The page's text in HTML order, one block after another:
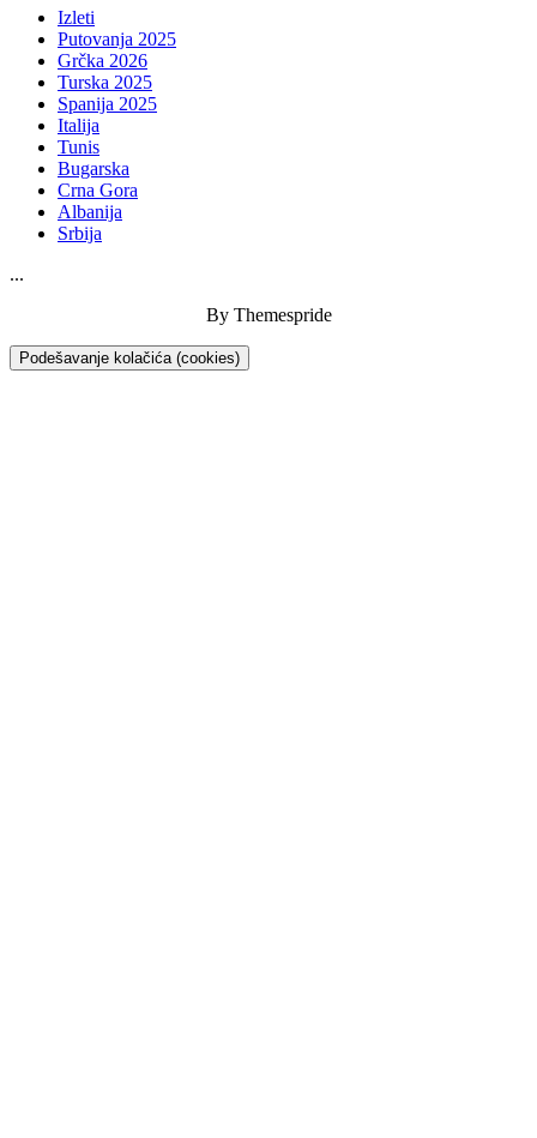
Izleti
Putovanja 2025
Grčka 2026
Turska 2025
Spanija 2025
Italija
Tunis
Bugarska
Crna Gora
Albanija
Srbija
...
By Themespride
Podešavanje kolačića (cookies)